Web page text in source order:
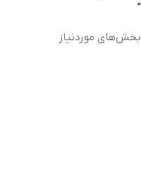
بخش‌های موردنیاز